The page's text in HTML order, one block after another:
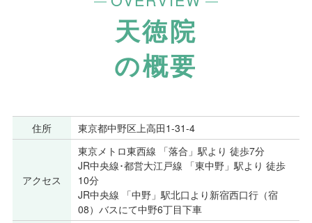
天徳院
の概要
住所 東京都中野区上高田1-31-4
アクセス
東京メトロ東西線 「落合」駅より 徒歩7分
JR中央線･都営大江戸線 「東中野」駅より 徒歩
10分
JR中央線 「中野」駅北口より新宿西口行（宿
08）バスにて中野6丁目下車